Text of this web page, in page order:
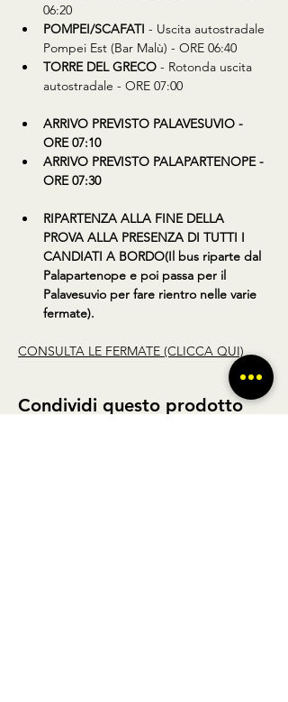
06:20
POMPEI/SCAFATI - Uscita autostradale
Pompei Est (Bar Malù) - ORE 06:40
TORRE DEL GRECO - Rotonda uscita
autostradale - ORE 07:00
ARRIVO PREVISTO PALAVESUVIO -
ORE 07:10
ARRIVO PREVISTO PALAPARTENOPE -
ORE 07:30
RIPARTENZA ALLA FINE DELLA
PROVA ALLA PRESENZA DI TUTTI I
CANDIATI A BORDO(Il bus riparte dal
Palapartenope e poi passa per il
Palavesuvio per fare rientro nelle varie
fermate).
CONSULTA LE FERMATE (CLICCA QUI)
Condividi questo prodotto